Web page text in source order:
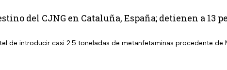
del CJNG en Cataluña, España; detienen a 13
de introducir casi 2.5 toneladas de metanfetaminas procedente de